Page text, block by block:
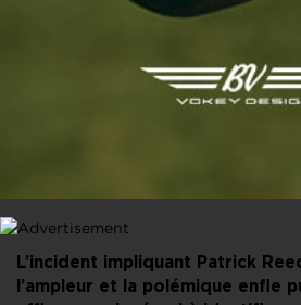
L’incident impliquant Patrick
l’ampleur et la polémique enfle